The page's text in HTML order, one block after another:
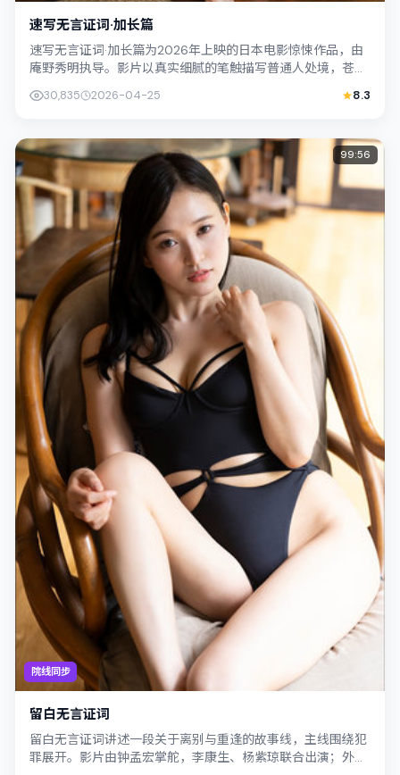
速写无言证词·加长篇
速写无言证词·加长篇为2026年上映的日本电影惊悚作品，由
庵野秀明执导。影片以真实细腻的笔触描写普通人处境，苍井
30,835 2026-04-25 8.3
院线同步
99:56
留白无言证词
留白无言证词讲述一段关于离别与重逢的故事线，主线围绕犯
罪展开。影片由钟孟宏掌舵，李康生、杨紫琼联合出演；外景